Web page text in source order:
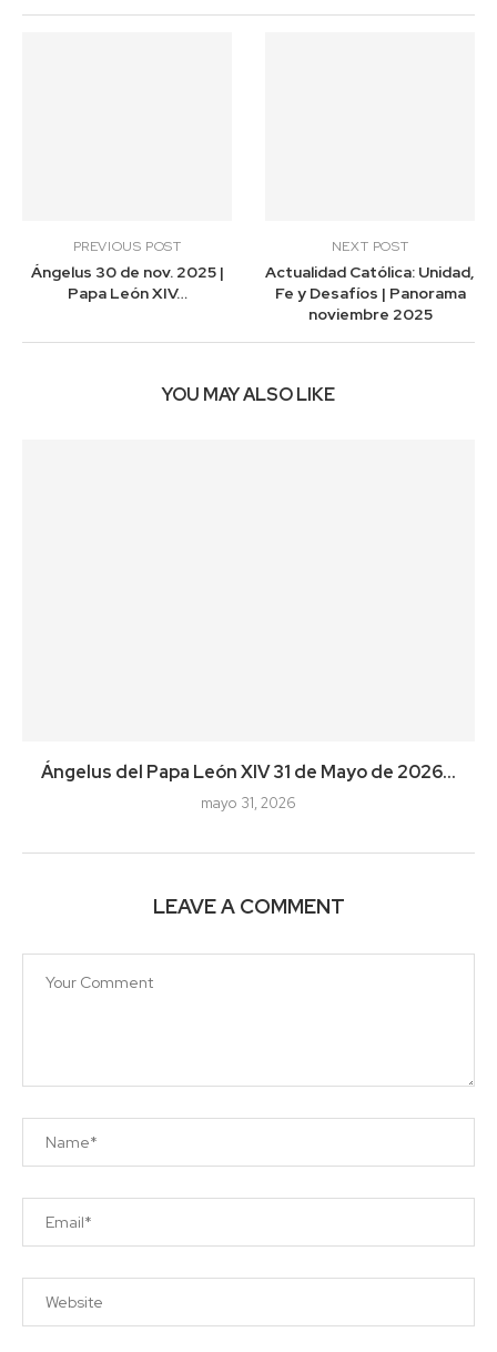
PREVIOUS POST
Ángelus 30 de nov. 2025 |
Papa León XIV…
NEXT POST
Actualidad Católica: Unidad,
Fe y Desafíos | Panorama
noviembre 2025
YOU MAY ALSO LIKE
Ángelus del Papa León XIV 31 de Mayo de 2026...
mayo 31, 2026
LEAVE A COMMENT